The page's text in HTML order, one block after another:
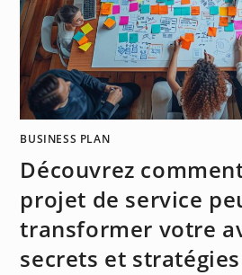
BUSINESS PLAN
Découvrez
projet de service
transformer votre
secrets et stratégies